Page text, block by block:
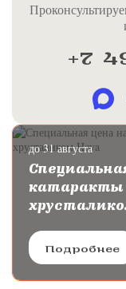
+7
до 31 августа
катаракты
Подробнее